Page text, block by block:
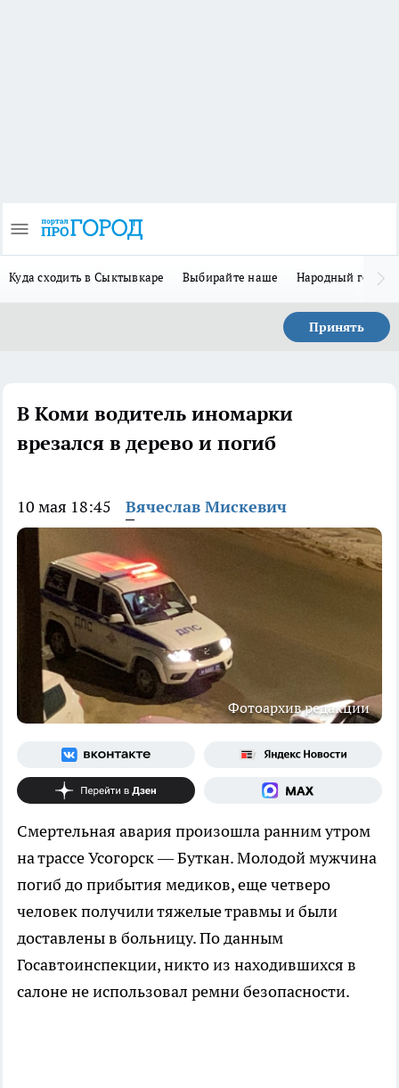
Куда сходить в Сыктывкаре Выбирайте наше Народный герой-
Принять
В Коми водитель иномарки
врезался в дерево и погиб
10 мая 18:45 Вячеслав Мискевич
Фотоархив редакции
Смертельная авария произошла ранним утром
на трассе Усогорск — Буткан. Молодой мужчина
погиб до прибытия медиков, еще четверо
человек получили тяжелые травмы и были
доставлены в больницу. По данным
Госавтоинспекции, никто из находившихся в
салоне не использовал ремни безопасности.